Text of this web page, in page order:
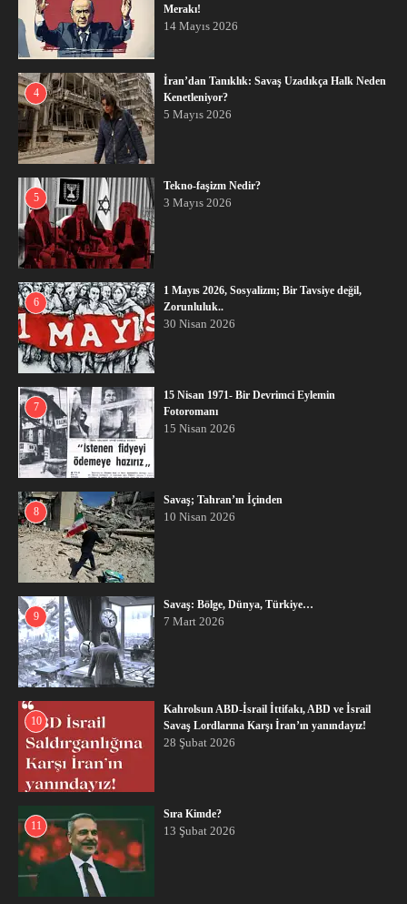
Merakı!
14 Mayıs 2026
4
İran’dan Tanıklık: Savaş Uzadıkça Halk Neden
Kenetleniyor?
5 Mayıs 2026
5
Tekno-faşizm Nedir?
3 Mayıs 2026
6
1 Mayıs 2026, Sosyalizm; Bir Tavsiye değil,
Zorunluluk..
30 Nisan 2026
7
15 Nisan 1971- Bir Devrimci Eylemin
Fotoromanı
15 Nisan 2026
8
Savaş; Tahran’ın İçinden
10 Nisan 2026
9
Savaş: Bölge, Dünya, Türkiye…
7 Mart 2026
10
Kahrolsun ABD-İsrail İttifakı, ABD ve İsrail
Savaş Lordlarına Karşı İran’ın yanındayız!
28 Şubat 2026
11
Sıra Kimde?
13 Şubat 2026